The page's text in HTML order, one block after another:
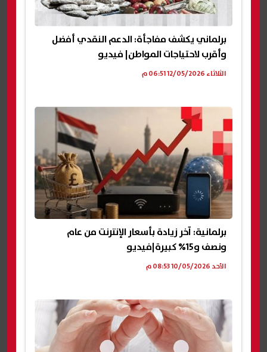
برلماني يكشف مفاجأة: الدعم النقدي أفضل
وأقرب لاحتياجات المواطن| فيديو
الثلاثاء 12/05/2026 06:51 م
برلمانية: آخر زيادة بأسعار الإنترنت من عام
ونصف و15% كبيرة|فيديو
الأحد 10/05/2026 08:53 م